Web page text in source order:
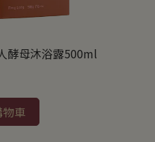
酵母沐浴露500ml
車